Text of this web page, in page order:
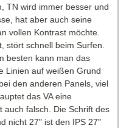
TN wird immer besser und
hat aber auch seine
vollen Kontrast möchte.
stört schnell beim Surfen.
besten kann man das
Linien auf weißen Grund
den anderen Panels, viel
das VA eine
auch falsch. Die Schrift des
nicht 27" ist den IPS 27"